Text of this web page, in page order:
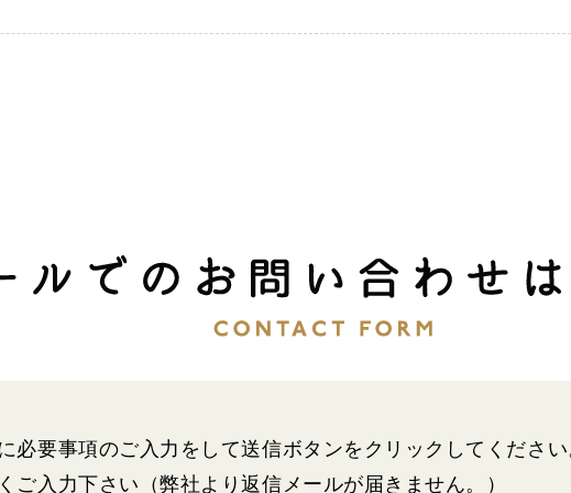
必要事項のご入力をして送信ボタンをクリックしてくださ
ご入力下さい（弊社より返信メールが届きません。）